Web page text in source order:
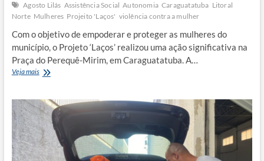
Agosto Lilás Assistência Social Autonomia Caraguatatuba Litoral
Norte Mulheres Projeito 'Laços' violência contra a mulher
Com o objetivo de empoderar e proteger as mulheres do
município, o Projeto ‘Laços’ realizou uma ação significativa na
Praça do Perequê-Mirim, em Caraguatatuba. A…
Veja maisProjeto
rede
de
apoio
autonomia
das